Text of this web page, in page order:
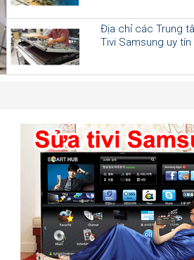
Địa chỉ các Trung
Tivi Samsung uy tín